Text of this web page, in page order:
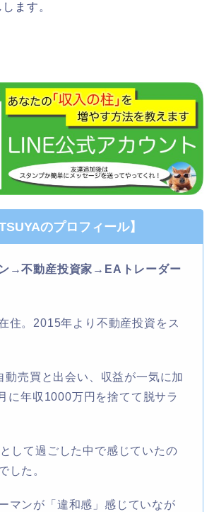
ます。
のプロフィール】
ン→不動産投資家→EAトレーダー
住。2015年より不動産投資をス
動売買と出会い、収益が一気に加
に年収1000万円を捨てて脱サラ
して過ごした中で感じていたの
した。
マンが「違和感」感じていなが